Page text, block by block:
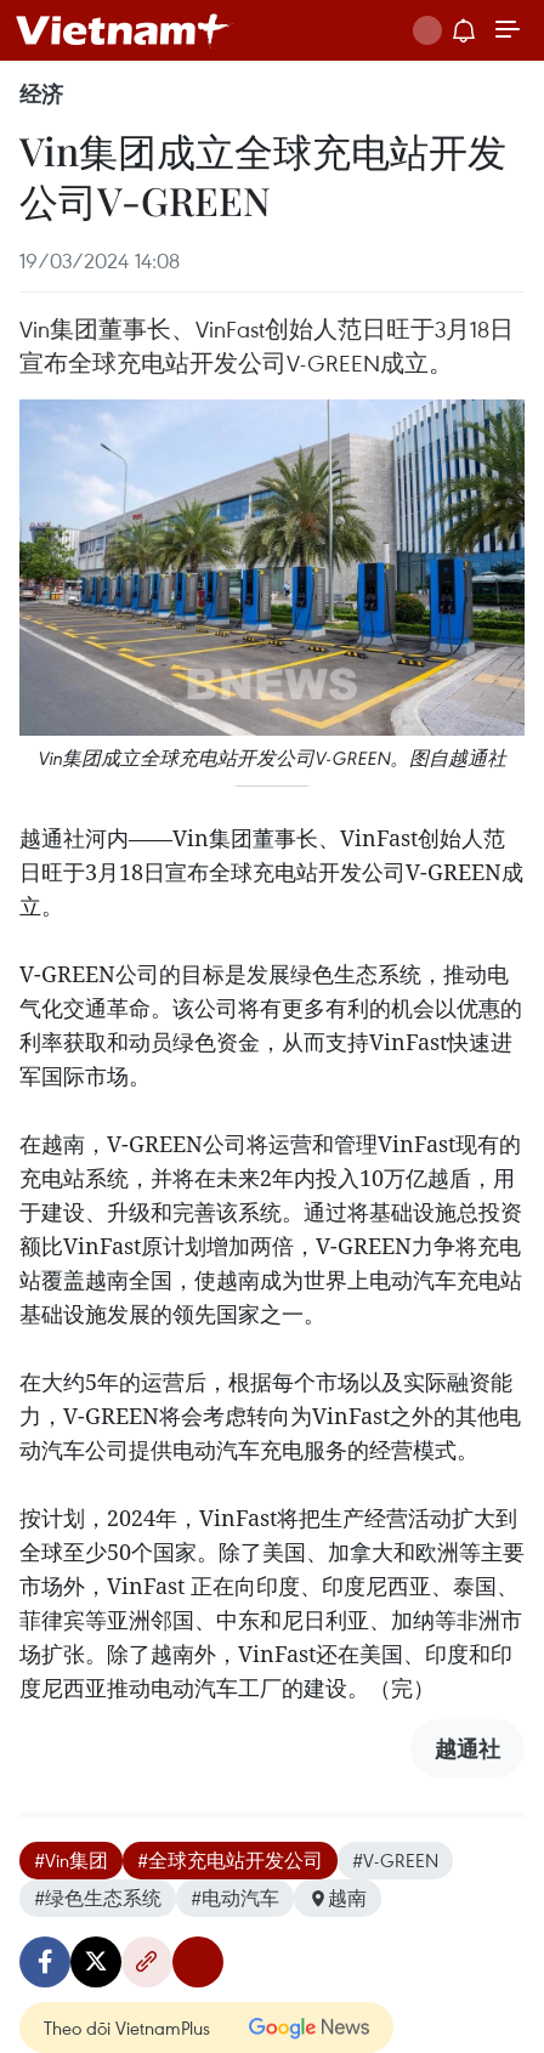
经济
Vin集团成立全球充电站开发
公司V-GREEN
19/03/2024 14:08
Vin集团董事长、VinFast创始人范日旺于3月18日
宣布全球充电站开发公司V-GREEN成立。
Vin集团成立全球充电站开发公司V-GREEN。图自越通社
越通社河内——Vin集团董事长、VinFast创始人范
日旺于3月18日宣布全球充电站开发公司V-GREEN成
立。
V-GREEN公司的目标是发展绿色生态系统，推动电
气化交通革命。该公司将有更多有利的机会以优惠的
利率获取和动员绿色资金，从而支持VinFast快速进
军国际市场。
在越南，V-GREEN公司将运营和管理VinFast现有的
充电站系统，并将在未来2年内投入10万亿越盾，用
于建设、升级和完善该系统。通过将基础设施总投资
额比VinFast原计划增加两倍，V-GREEN力争将充电
站覆盖越南全国，使越南成为世界上电动汽车充电站
基础设施发展的领先国家之一。
在大约5年的运营后，根据每个市场以及实际融资能
力，V-GREEN将会考虑转向为VinFast之外的其他电
动汽车公司提供电动汽车充电服务的经营模式。
按计划，2024年，VinFast将把生产经营活动扩大到
全球至少50个国家。除了美国、加拿大和欧洲等主要
市场外，VinFast 正在向印度、印度尼西亚、泰国、
菲律宾等亚洲邻国、中东和尼日利亚、加纳等非洲市
场扩张。除了越南外，VinFast还在美国、印度和印
度尼西亚推动电动汽车工厂的建设。（完）
越通社
#Vin集团 #全球充电站开发公司
#V-GREEN
#绿色生态系统
#电动汽车 越南
Theo dõi VietnamPlus